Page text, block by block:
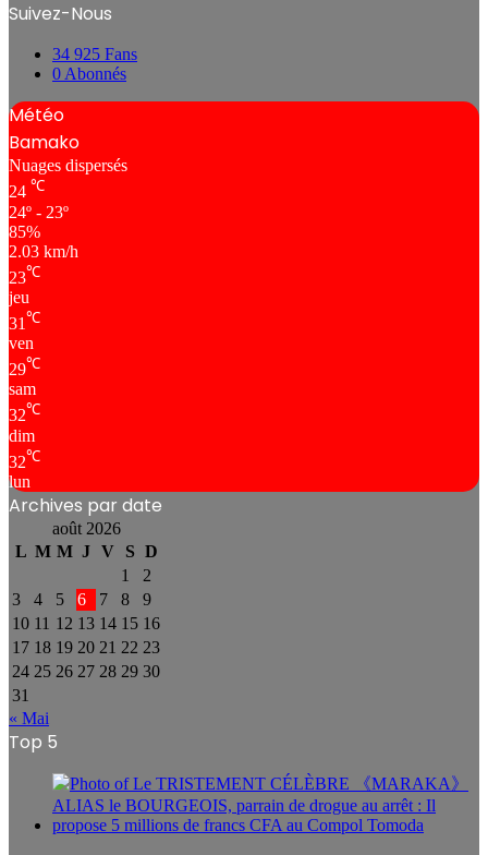
Suivez-Nous
34 925 Fans
0 Abonnés
Météo
Bamako
Nuages ​​dispersés
24 ℃
24º - 23º
85%
2.03 km/h
23℃
jeu
31 ℃
ven
29℃
sam
32℃
dim
32℃
lun
Archives par date
août 2026
L M M J V S D
1
2
3
4 5 6 7 8
9
10 11 12 13 14 15 16
17 18 19 20 21 22 23
24 25 26 27 28 29 30
31
« Mai
Top 5